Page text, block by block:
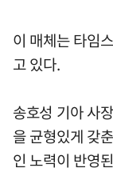
이 매체는 타임
고 있다.
송호성 기아 사
을 균형있게 갖
인 노력이 반영